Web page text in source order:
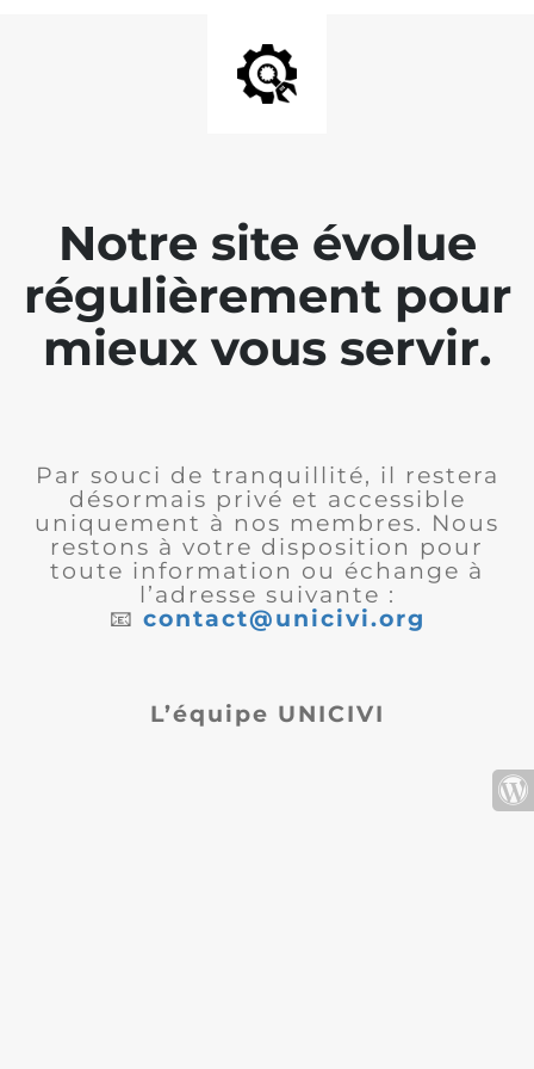
Notre site évolue
régulièrement pour
mieux vous servir.
Par souci de tranquillité, il restera
désormais privé et accessible
uniquement à nos membres. Nous
restons à votre disposition pour
toute information ou échange à
l’adresse suivante :
📧 contact@unicivi.org
L’équipe UNICIVI